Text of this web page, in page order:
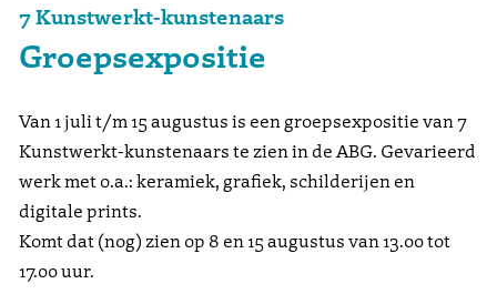
7 Kunstwerkt-kunstenaars
Groepsexpositie
Van 1 juli t/m 15 augustus is een groepsexpositie van 7
Kunstwerkt-kunstenaars te zien in de ABG. Gevarieerd
werk met o.a.: keramiek, grafiek, schilderijen en
digitale prints.
Komt dat (nog) zien op 8 en 15 augustus van 13.00 tot
17.00 uur.